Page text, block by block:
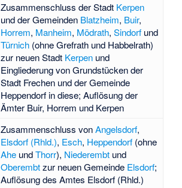
Zusammenschluss der Stadt Kerpen
und der Gemeinden Blatzheim, Buir,
Horrem, Manheim, Mödrath, Sindorfund
Türnich(ohne Grefrath und Habbelrath)
zur neuen Stadt Kerpenund
Eingliederung von Grundstücken der
Stadt Frechen und der Gemeinde
Heppendorf in diese; Auflösung der
Ämter Buir, Horrem und Kerpen
Zusammenschluss vonAngelsdorf,
Elsdorf (Rhld.), Esch, Heppendorf(ohne
AheundThorr), Niederembtund
Oberembtzur neuen Gemeinde Elsdorf;
Auflösung des Amtes Elsdorf (Rhld.)